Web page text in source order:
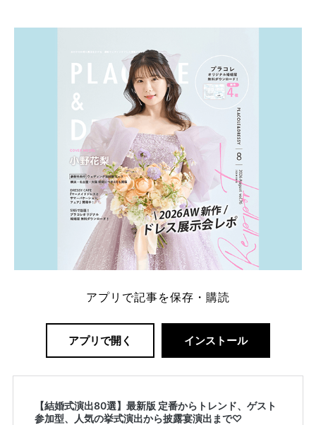
一番お得？」「プラコレの特典は？」といった疑問も
解決します。 まずは診断で候補を絞れる「ウェディ
ング診断」か、体験型 […]続きを読む
アプリで記事を保存・購読
アプリで開く インストール
【結婚式演出80選】最新版 定番からトレンド、ゲスト
参加型、人気の挙式演出から披露宴演出まで♡